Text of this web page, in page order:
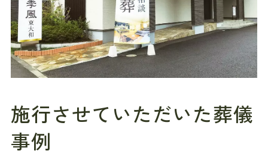
施行させていただいた葬儀
事例